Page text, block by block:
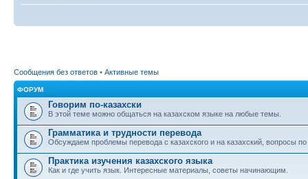
Сообщения без ответов • Активные темы
ФОРУМ
Говорим по-казахски
В этой теме можно общаться на казахском языке на любые темы.
Грамматика и трудности перевода
Обсуждаем проблемы перевода с казахского и на казахский, вопросы
Практика изучения казахского языка
Как и где учить язык. Интересные материалы, советы начинающим.